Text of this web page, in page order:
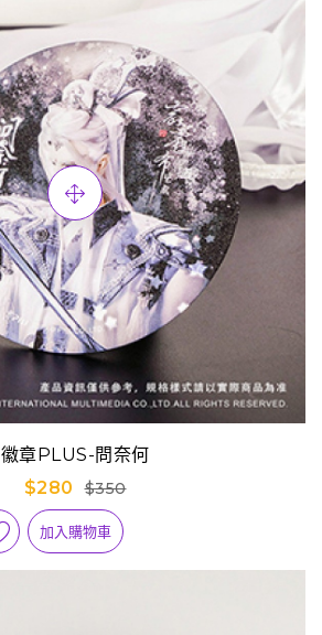
徽章PLUS-問奈何
$280
$350
加入購物車